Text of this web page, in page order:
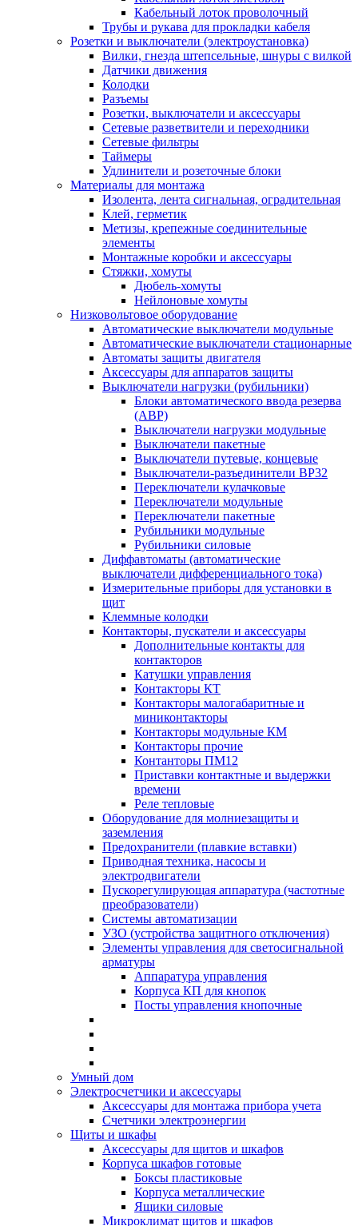
Кабельный лоток проволочный
Трубы и рукава для прокладки кабеля
Розетки и выключатели (электроустановка)
Вилки, гнезда штепсельные, шнуры с вилкой
Датчики движения
Колодки
Разъемы
Розетки, выключатели и аксессуары
Сетевые разветвители и переходники
Сетевые фильтры
Таймеры
Удлинители и розеточные блоки
Материалы для монтажа
Изолента, лента сигнальная, оградительная
Клей, герметик
Метизы, крепежные соединительные
элементы
Монтажные коробки и аксессуары
Стяжки, хомуты
Дюбель-хомуты
Нейлоновые хомуты
Низковольтовое оборудование
Автоматические выключатели модульные
Автоматические выключатели стационарные
Автоматы защиты двигателя
Аксессуары для аппаратов защиты
Выключатели нагрузки (рубильники)
Блоки автоматического ввода резерва
(АВР)
Выключатели нагрузки модульные
Выключатели пакетные
Выключатели путевые, концевые
Выключатели-разъединители ВР32
Переключатели кулачковые
Переключатели модульные
Переключатели пакетные
Рубильники модульные
Рубильники силовые
Диффавтоматы (автоматические
выключатели дифференциального тока)
Измерительные приборы для установки в
щит
Клеммные колодки
Контакторы, пускатели и аксессуары
Дополнительные контакты для
контакторов
Катушки управления
Контакторы КТ
Контакторы малогабаритные и
миниконтакторы
Контакторы модульные КМ
Контакторы прочие
Контанторы ПМ12
Приставки контактные и выдержки
времени
Реле тепловые
Оборудование для молниезащиты и
заземления
Предохранители (плавкие вставки)
Приводная техника, насосы и
электродвигатели
Пускорегулирующая аппаратура (частотные
преобразователи)
Системы автоматизации
УЗО (устройства защитного отключения)
Элементы управления для светосигнальной
арматуры
Аппаратура управления
Корпуса КП для кнопок
Посты управления кнопочные
Умный дом
Электросчетчики и аксессуары
Аксессуары для монтажа прибора учета
Счетчики электроэнергии
Щиты и шкафы
Аксессуары для щитов и шкафов
Корпуса шкафов готовые
Боксы пластиковые
Корпуса металлические
Ящики силовые
Микроклимат щитов и шкафов